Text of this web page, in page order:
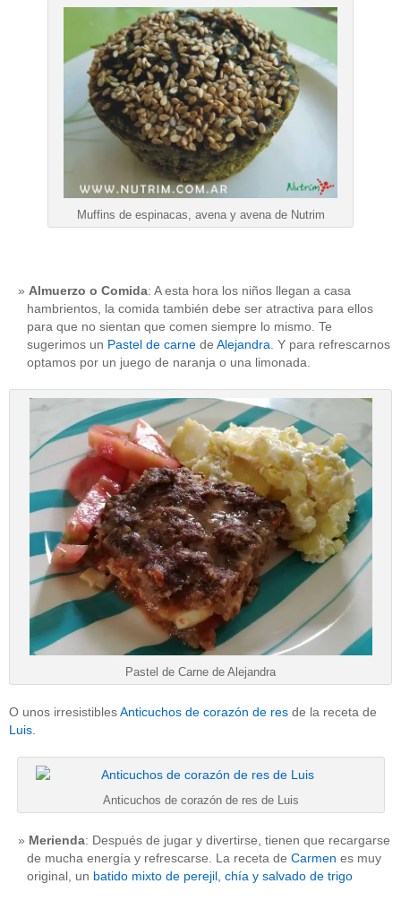
Muffins de espinacas, avena y avena de Nutrim
Almuerzo o Comida: A esta hora los niños llegan a casa
hambrientos, la comida también debe ser atractiva para ellos
para que no sientan que comen siempre lo mismo. Te
sugerimos un Pastel de carne de Alejandra . Y para refrescarnos
optamos por un juego de naranja o una limonada.
Pastel de Carne de Alejandra
O unos irresistiblesAnticuchos de corazón de res de la receta de
Luis.
Anticuchos de corazón de res de Luis
Merienda: Después de jugar y divertirse, tienen que recargarse
de mucha energía y refrescarse. La receta de Carmen es muy
original, un batido mixto de perejil, chía y salvado de trigo